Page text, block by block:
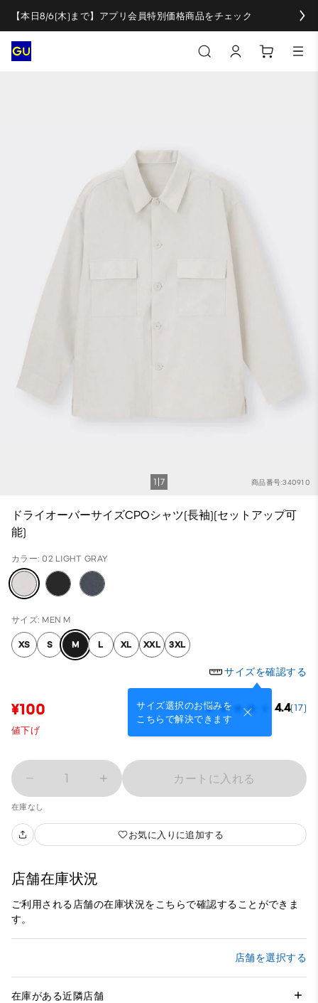
【本日8/6(木)まで】アプリ会員特別価格商品をチェック
商品番号:340910
1 7
ドライオーバーサイズCPOシャツ(長袖)(セットアップ可
能)
カラー: 02 LIGHT GRAY
サイズ: MEN M
XS S M L XL XXL 3XL
サイズを確認する
サイズ選択のお悩みを
こちらで解決できます
¥100 4.4(17)
値下げ
1 カートに入れる
在庫なし
お気に入りに追加する
店舗在庫状況
ご利用される店舗の在庫状況をこちらで確認することができま
す。
店舗を選択する
在庫がある近隣店舗